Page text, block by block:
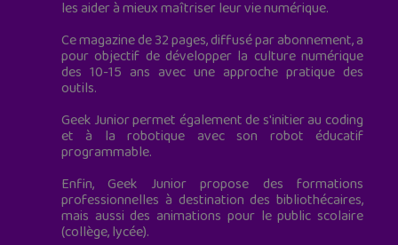
les aider à mieux maîtriser leur vie numérique.
Ce magazine de 32 pages, diffusé par abonnement, a
pour objectif de développer la culture numérique
des 10-15 ans avec une approche pratique des
outils.
Geek Junior permet également de s'initier au coding
et à la robotique avec son robot éducatif
programmable.
Enfin, Geek Junior propose des formations
professionnelles à destination des bibliothécaires,
mais aussi des animations pour le public scolaire
(collège, lycée).